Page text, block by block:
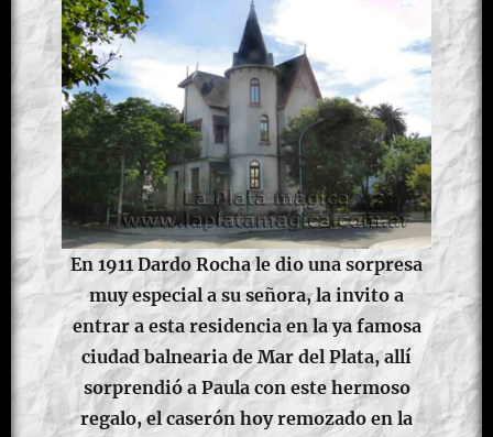
En 1911 Dardo Rocha le dio una sorpresa
muy especial a su señora, la invito a
entrar a esta residencia en la ya famosa
ciudad balnearia de Mar del Plata, allí
sorprendió a Paula con este hermoso
regalo, el caserón hoy remozado en la